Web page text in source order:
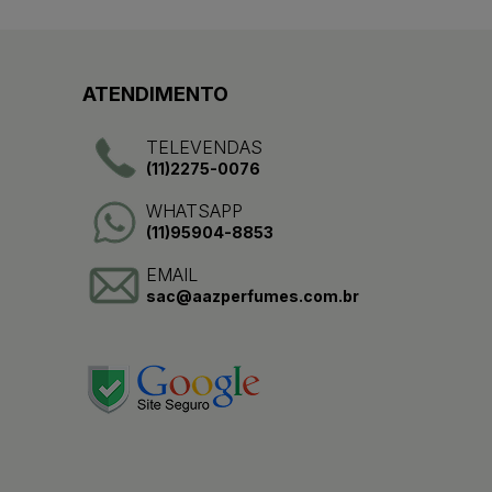
ATENDIMENTO
TELEVENDAS
(11)2275-0076
WHATSAPP
(11)95904-8853
EMAIL
sac@aazperfumes.com.br